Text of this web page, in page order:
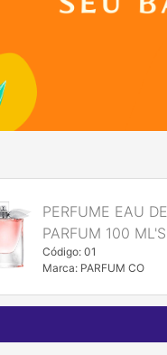
PERFUME EAU DE
PARFUM 100 ML'S
Código: 01
Marca: PARFUM CO